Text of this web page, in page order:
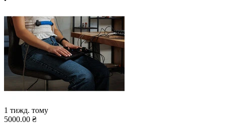
1 тижд. тому
5000.00 ₴